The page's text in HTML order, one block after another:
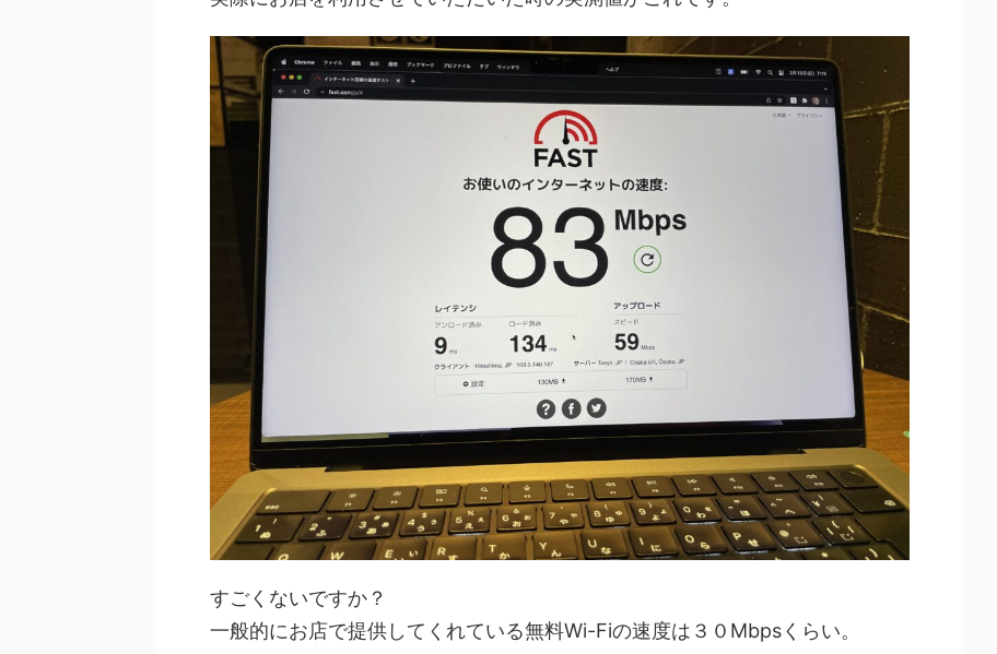
すごくないですか？
一般的にお店で提供してくれている無料Wi-Fiの速度は３０Mbpsくらい。